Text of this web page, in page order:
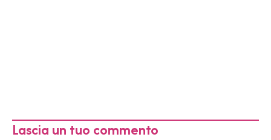
Lascia un tuo commento